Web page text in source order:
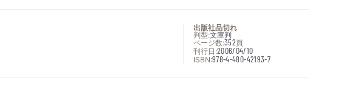
出版社品切れ
判型:文庫判
ページ数:352頁
刊行日:2006/04/10
ISBN:978-4-480-42193-7